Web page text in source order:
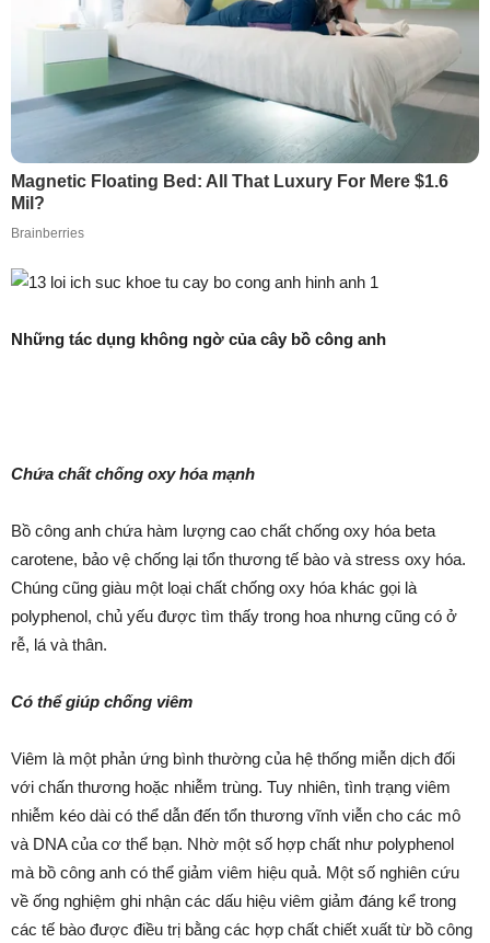
Những tác dụng không ngờ của cây bồ công anh
Chứa chất chống oxy hóa mạnh
Bồ công anh chứa hàm lượng cao chất chống oxy hóa beta
carotene, bảo vệ chống lại tổn thương tế bào và stress oxy hóa.
Chúng cũng giàu một loại chất chống oxy hóa khác gọi là
polyphenol, chủ yếu được tìm thấy trong hoa nhưng cũng có ở
rễ, lá và thân.
Có thể giúp chống viêm
Viêm là một phản ứng bình thường của hệ thống miễn dịch đối
với chấn thương hoặc nhiễm trùng. Tuy nhiên, tình trạng viêm
nhiễm kéo dài có thể dẫn đến tổn thương vĩnh viễn cho các mô
và DNA của cơ thể bạn. Nhờ một số hợp chất như polyphenol
mà bồ công anh có thể giảm viêm hiệu quả. Một số nghiên cứu
về ống nghiệm ghi nhận các dấu hiệu viêm giảm đáng kể trong
các tế bào được điều trị bằng các hợp chất chiết xuất từ ​​bồ công